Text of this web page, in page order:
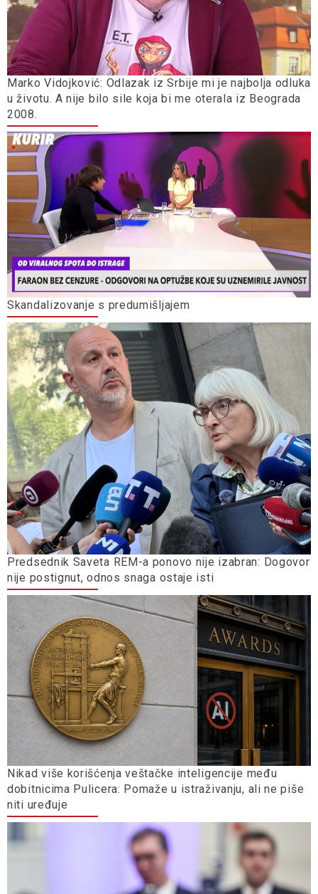
Marko Vidojković: Odlazak iz Srbije mi je najbolja odluka
u životu. A nije bilo sile koja bi me oterala iz Beograda
2008.
Skandalizovanje s predumišljajem
Predsednik Saveta REM-a ponovo nije izabran: Dogovor
nije postignut, odnos snaga ostaje isti
Nikad više korišćenja veštačke inteligencije među
dobitnicima Pulicera: Pomaže u istraživanju, ali ne piše
niti uređuje